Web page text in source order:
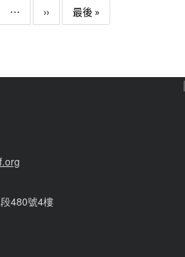
負龐大債務，一旦懷孕或面臨身
往不敢尋求正規醫療資源。這導
… ››下一頁最後 »Last page
480號4樓